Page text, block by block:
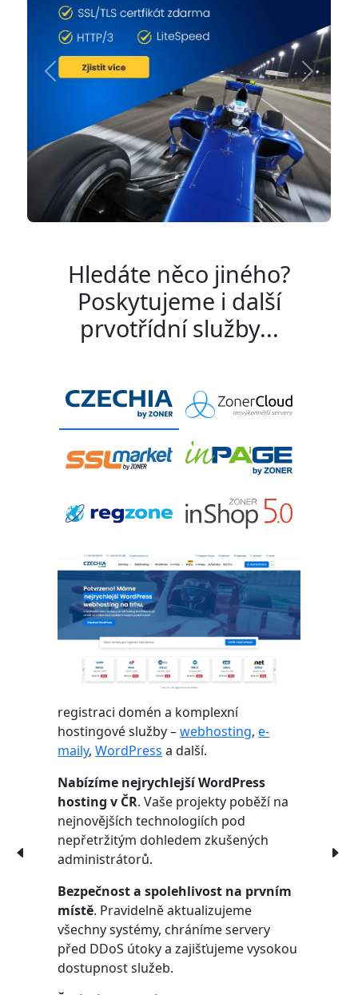
Previous Next
Hledáte něco jiného?
Poskytujeme i další
prvotřídní služby...
registraci domén a komplexní
hostingové služby –webhosting,e-
maily,WordPress a další.
Nabízíme nejrychlejší WordPress
hosting v ČR. Vaše projekty poběží na
nejnovějších technologiích pod
nepřetržitým dohledem zkušených
administrátorů.
Bezpečnost a spolehlivost na prvním
místě. Pravidelně aktualizujeme
všechny systémy, chráníme servery
před DDoS útoky a zajišťujeme vysokou
dostupnost služeb.